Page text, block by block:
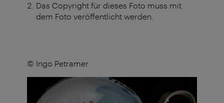
Das Copyright für dieses Foto muss mit
dem Foto veröffentlicht werden.
© Ingo Petramer